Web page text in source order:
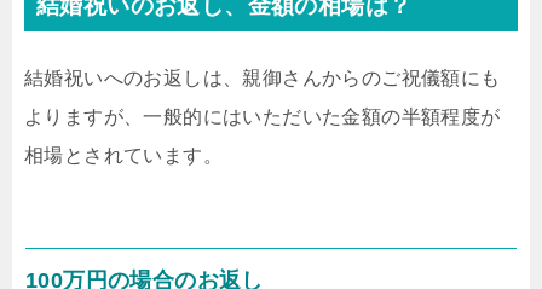
結婚祝いのお返し、金額の相場は？
結婚祝いへのお返しは、親御さんからのご祝儀額にも
よりますが、一般的にはいただいた金額の半額程度が
相場とされています。
100万円の場合のお返し